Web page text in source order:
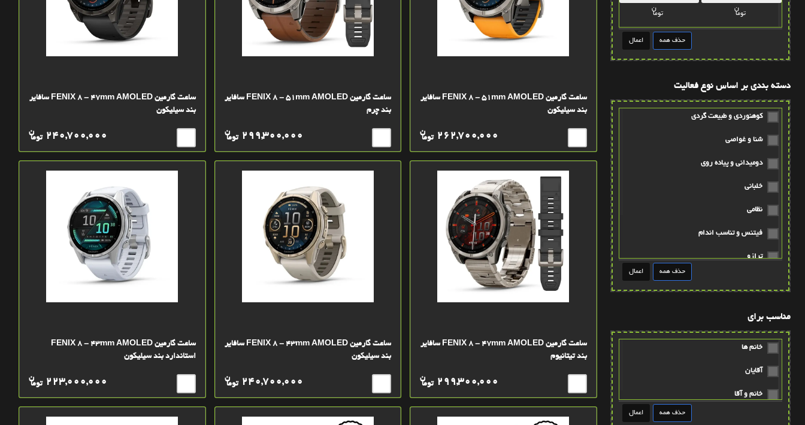
توما
ن
توما
ن
دسته بندی بر اساس نوع فعالیت
کوهنوردی و طبیعت گردی
شنا و غواصی
دومیدانی و پیاده روی
خلبانی
نظامی
فیتنس و تناسب اندام
ترازو
مناسب برای
خانم ها
آقایان
خانم و آقا
ساعت گارمین FENIX 8 - 51mm AMOLED سافایر
بند سیلیکون
توما
ن 262,700,000
ساعت گارمین FENIX 8 - 51mm AMOLED سافایر
بند چرم
توما
ن 299,300,000
ساعت گارمین FENIX 8 - 47mm AMOLED سافایر
بند سیلیکون
توما
ن 240,700,000
ساعت گارمین FENIX 8 - 47mm AMOLED سافایر
بند تیتانیوم
توما
ن 299,300,000
ساعت گارمین FENIX 8 - 43mm AMOLED سافایر
بند سیلیکون
توما
ن 240,700,000
ساعت گارمین FENIX 8 - 43mm AMOLED
استاندارد بند سیلیکون
توما
ن 223,000,000